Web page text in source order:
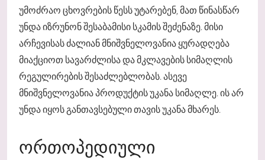
უმოძრაო ცხოვრების წესს უტარებენ, მათ წინასწარ
უნდა იზრუნონ შესაბამისი სკამის შეძენაზე. მისი
არჩევისას ძალიან მნიშვნელოვანია ყურადღება
მიაქციოთ სავარძლისა და მკლავების სიმაღლის
რეგულირების შესაძლებლობას. ასევე
მნიშვნელოვანია პროდუქტის უკანა სიმაღლე. ის არ
უნდა იყოს განთავსებული თავის უკანა მხარეს.
ᲝᲠᲗᲝᲞᲔᲓᲘᲣᲚᲘ